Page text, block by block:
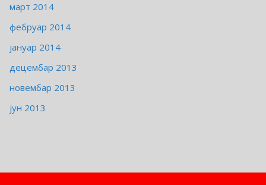
март 2014
фебруар 2014
јануар 2014
децембар 2013
новембар 2013
јун 2013